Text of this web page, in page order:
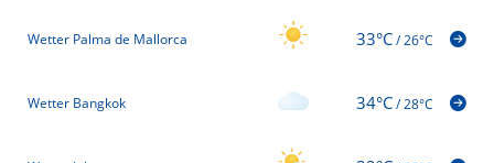
Wetter Palma de Mallorca 33°C/26°C
Wetter Bangkok 34°C/28°C